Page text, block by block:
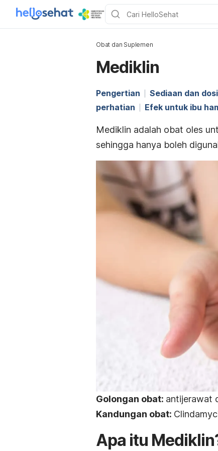
Obat dan Suplemen
Mediklin
Pengertian Sediaan dan
perhatian
Efek untuk ibu
Mediklin adalah obat oles
sehingga hanya boleh
Golongan obat: antijerawat
Kandungan obat:
Apa itu